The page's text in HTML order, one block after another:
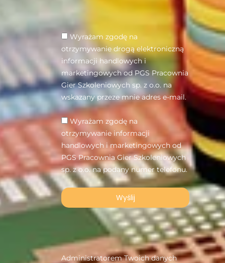
Wyrażam zgodę na
otrzymywanie drogą elektroniczną
informacji handlowych i
marketingowych od PGS Pracownia
Gier Szkoleniowych sp. z o.o. na
wskazany przeze mnie adres e-mail.
Wyrażam zgodę na
otrzymywanie informacji
handlowych i marketingowych od
PGS Pracownia Gier Szkoleniowych
sp. z o.o. na podany numer telefonu.
Wyślij
Administratorem Twoich danych